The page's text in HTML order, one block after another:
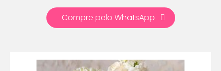
Compre pelo WhatsApp